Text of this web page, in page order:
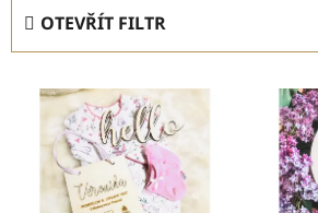
n OTEVŘÍT FILTR